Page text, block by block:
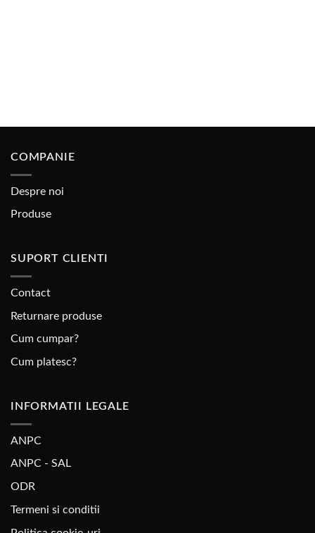
COMPANIE
Despre noi
Produse
SUPORT CLIENTI
Contact
Returnare produse
Cum cumpar?
Cum platesc?
INFORMATII LEGALE
ANPC
ANPC - SAL
ODR
Termeni si conditii